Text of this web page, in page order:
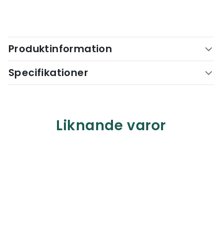
Produktinformation
Specifikationer
Liknande varor